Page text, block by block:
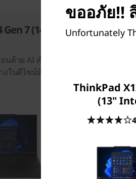
7 (14ʺ
ด้วย AI สำหรับมือ
ในดีไซน์ที่เบาและ
แล็ปท็อปที่
ประสิทธิภ
ยุคใหม่
ขออภัย!!
Unfortunately
ThinkPad
(13"